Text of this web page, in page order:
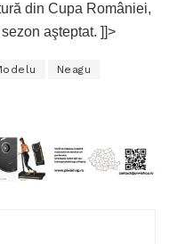
din Cupa României,
aşteptat. ]]>
Neagu